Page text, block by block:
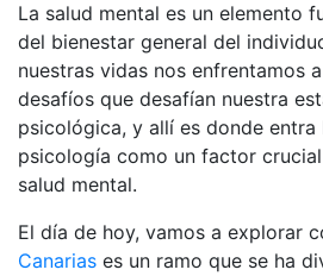
La salud mental es un elemento
del bienestar general del
nuestras vidas nos enfrentamos
desafíos que desafían nuestra
psicológica, y allí es donde entra
psicología como un factor
salud mental.
El día de hoy, vamos a explorar
Canarias es un ramo que se ha